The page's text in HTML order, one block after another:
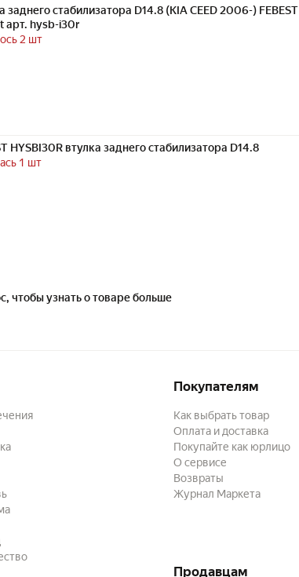
заднего стабилизатора D14.8 (KIA CEED 2006-) FEBEST
арт. hysb-i30r
2 шт
HYSBI30R втулка заднего стабилизатора D14.8
1 шт
чтобы узнать о товаре больше
Покупателям
Как выбрать товар
Оплата и доставка
Покупайте как юрлицо
О сервисе
Возвраты
Журнал Маркета
Продавцам